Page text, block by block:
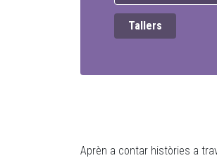
Tallers
Aprèn a contar històries a